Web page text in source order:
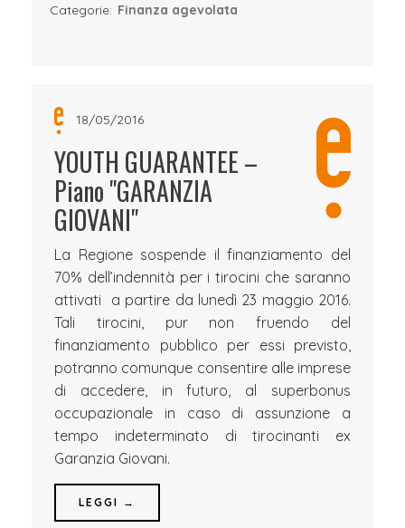
Categorie: Finanza agevolata
18/05/2016
YOUTH GUARANTEE –
Piano "GARANZIA
GIOVANI"
La Regione sospende il finanziamento del
70% dell’indennità per i tirocini che saranno
attivati a partire da lunedì 23 maggio 2016.
Tali tirocini, pur non fruendo del
finanziamento pubblico per essi previsto,
potranno comunque consentire alle imprese
di accedere, in futuro, al superbonus
occupazionale in caso di assunzione a
tempo indeterminato di tirocinanti ex
Garanzia Giovani.
LEGGI →